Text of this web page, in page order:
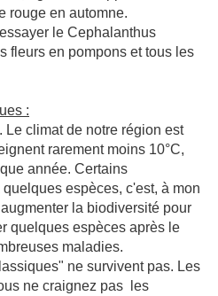
rouge en automne.
le Cephalanthus
fleurs en pompons et tous les
:
Le climat de notre région est
rarement moins 10°C,
année. Certains
espèces, c'est, à mon
la biodiversité pour
quelques espèces après le
maladies.
ne survivent pas. Les
ne craignez pas les